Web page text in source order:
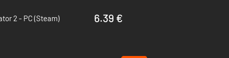
2 - PC (Steam)
6.39 €